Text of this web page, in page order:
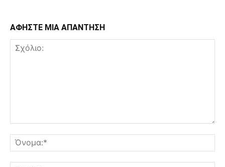
ΑΦΗΣΤΕ ΜΙΑ ΑΠΑΝΤΗΣΗ